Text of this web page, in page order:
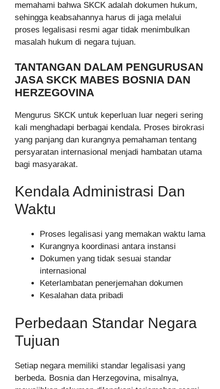
memahami bahwa SKCK adalah dokumen hukum,
sehingga keabsahannya harus di jaga melalui
proses legalisasi resmi agar tidak menimbulkan
masalah hukum di negara tujuan.
TANTANGAN DALAM PENGURUSAN
JASA SKCK MABES BOSNIA DAN
HERZEGOVINA
Mengurus SKCK untuk keperluan luar negeri sering
kali menghadapi berbagai kendala. Proses birokrasi
yang panjang dan kurangnya pemahaman tentang
persyaratan internasional menjadi hambatan utama
bagi masyarakat.
Kendala Administrasi Dan
Waktu
Proses legalisasi yang memakan waktu lama
Kurangnya koordinasi antara instansi
Dokumen yang tidak sesuai standar
internasional
Keterlambatan penerjemahan dokumen
Kesalahan data pribadi
Perbedaan Standar Negara
Tujuan
Setiap negara memiliki standar legalisasi yang
berbeda. Bosnia dan Herzegovina, misalnya,